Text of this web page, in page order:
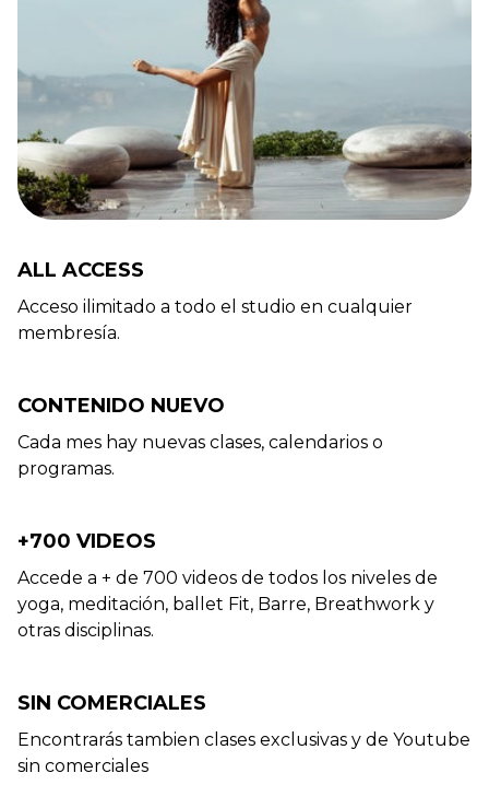
ALL ACCESS
Acceso ilimitado a todo el studio en cualquier
membresía.
CONTENIDO NUEVO
Cada mes hay nuevas clases, calendarios o
programas.
+700 VIDEOS
Accede a + de 700 videos de todos los niveles de
yoga, meditación, ballet Fit, Barre, Breathwork y
otras disciplinas.
SIN COMERCIALES
Encontrarás tambien clases exclusivas y de Youtube
sin comerciales